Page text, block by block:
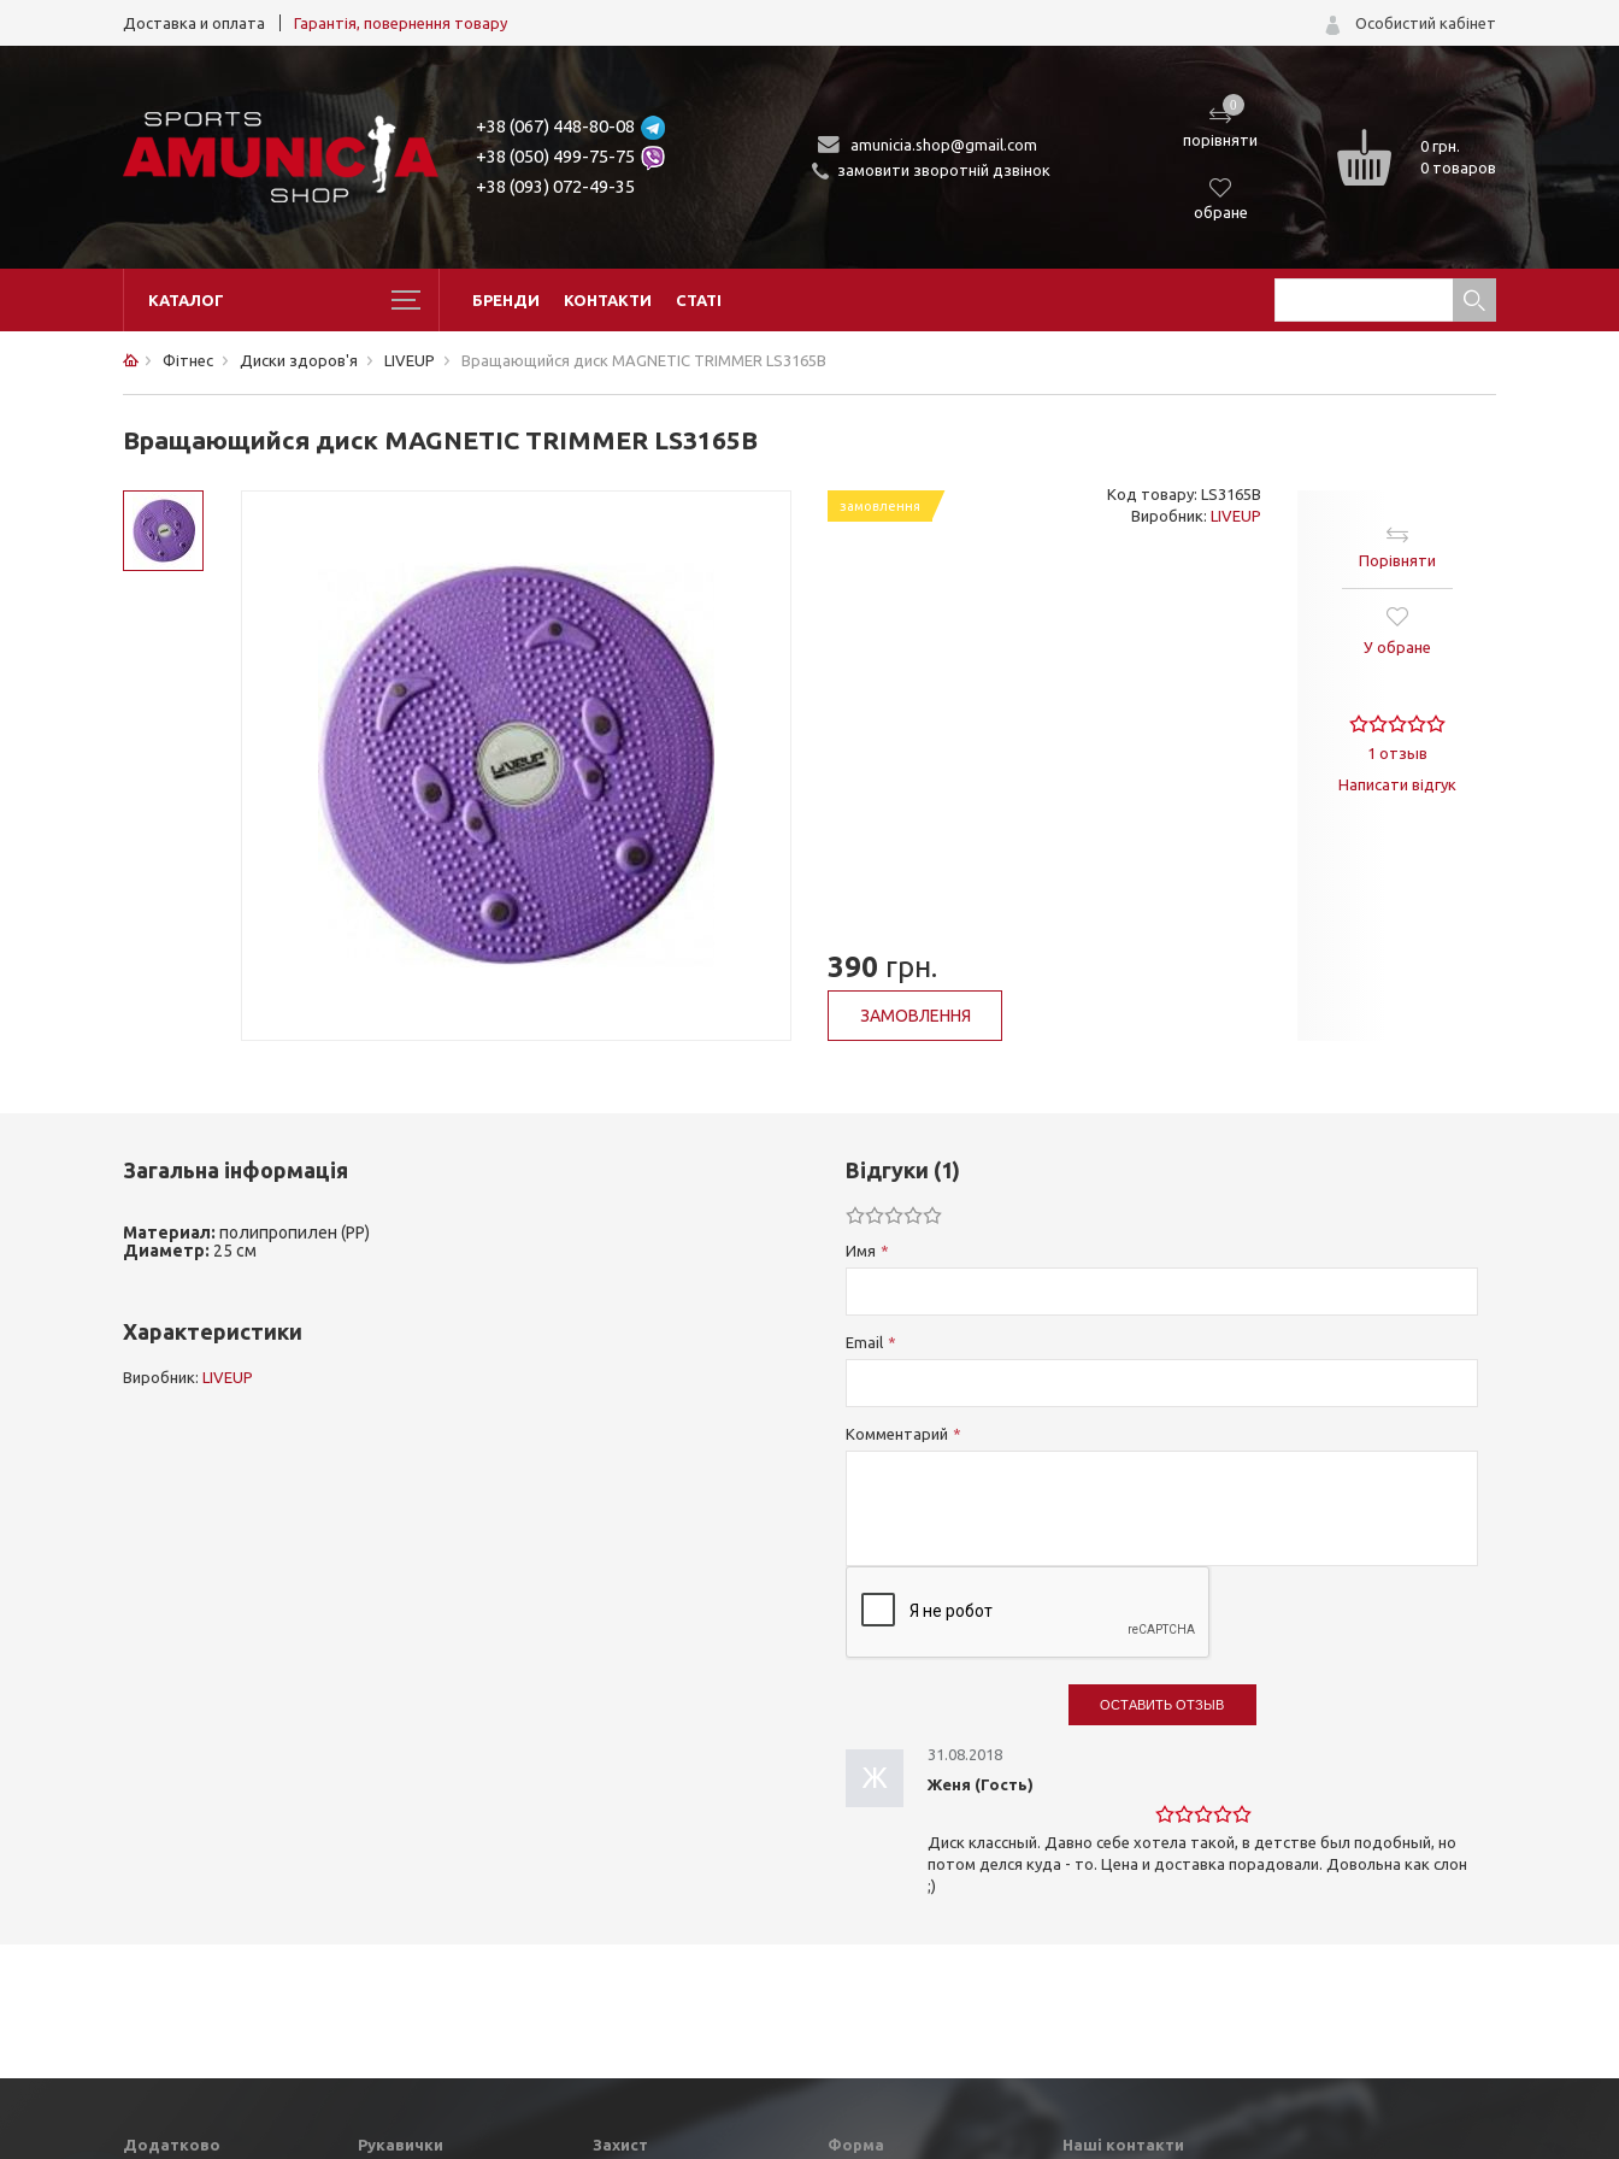
Доставка и оплата Гарантія, повернення товару Особистий кабінет
+38 (067) 448-80-08
+38 (050) 499-75-75
+38 (093) 072-49-35
amunicia.shop@gmail.com
замовити зворотній дзвінок
0
порівняти
обране
0грн.
0 товаров
КАТАЛОГ БРЕНДИ КОНТАКТИ СТАТІ
Фітнес Диски здоров'я LIVEUP Вращающийся диск MAGNETIC TRIMMER LS3165B
Вращающийся диск MAGNETIC TRIMMER LS3165B
замовлення
Код товару: LS3165B
Виробник: LIVEUP
390 грн.
ЗАМОВЛЕННЯ
Порівняти
У обране
1 отзыв
Написати відгук
Загальна інформація
Материал: полипропилен (PР)
Диаметр: 25 см
Характеристики
Виробник: LIVEUP
Відгуки (1)
Имя
Email
Комментарий
ОСТАВИТЬ ОТЗЫВ
Ж
31.08.2018
Женя (Гость)
Диск классный. Давно себе хотела такой, в детстве был подобный, но
потом делся куда - то. Цена и доставка порадовали. Довольна как слон
;)
Додатково Рукавички Захист Форма Наші контакти